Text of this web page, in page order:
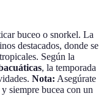
buceo o snorkel. La
destacados, donde se
Según la
, la temporada
Nota: Asegúrate
siempre bucea con un